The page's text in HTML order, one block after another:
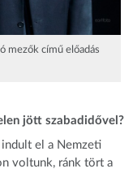
mezők című előadás
jött szabadidővel?
indult el a Nemzeti
voltunk, ránk tört a